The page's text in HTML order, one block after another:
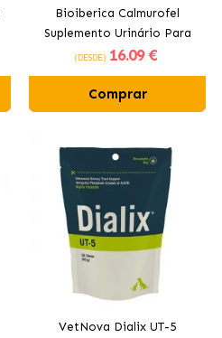
Bioiberica Calmurofel
Suplemento Urinário Para
Gatos
(DESDE) 16.09 €
Comprar
VetNova Dialix UT-5